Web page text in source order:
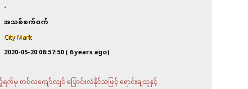
-
အသစ်စက်စက်
City Mark
2020-05-20 06:57:50( 6 years ago)
မှ တစ်လကျော်လျင် ပြောင်းလဲနိုင်သဖြင့် ရောင်းချသူနှင့်